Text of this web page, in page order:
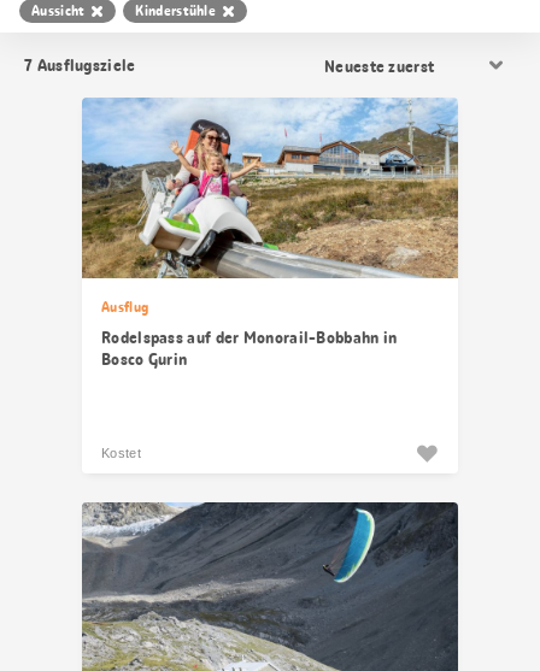
Aussicht Kinderstühle
7 Ausflugsziele
Sortierung
Ausflug
Rodelspass auf der Monorail-Bobbahn in
Bosco Gurin
Kostet